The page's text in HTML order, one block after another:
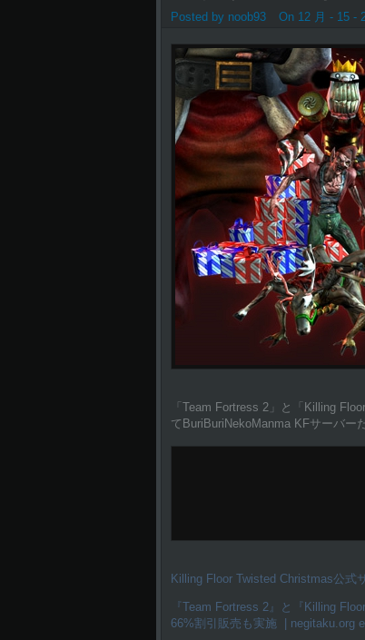
Posted by noob93 On 12 月 - 15 -
「Team Fortress 2」と「Killing
てBuriBuriNekoManma KFサーバー
Killing Floor Twisted Christmas公式
『Team Fortress 2』と『Killing
66%割引販売も実施 | negitaku.org